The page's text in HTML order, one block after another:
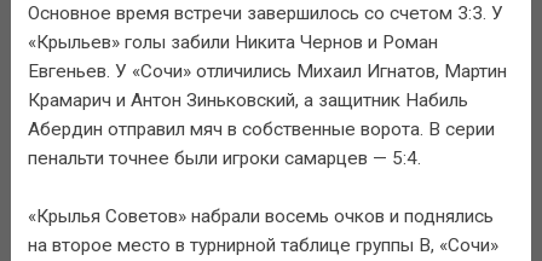
Основное время встречи завершилось со счетом 3:3. У
«Крыльев» голы забили Никита Чернов и Роман
Евгеньев. У «Сочи» отличились Михаил Игнатов, Мартин
Крамарич и Антон Зиньковский, а защитник Набиль
Абердин отправил мяч в собственные ворота. В серии
пенальти точнее были игроки самарцев — 5:4.
«Крылья Советов» набрали восемь очков и поднялись
на второе место в турнирной таблице группы B, «Сочи»